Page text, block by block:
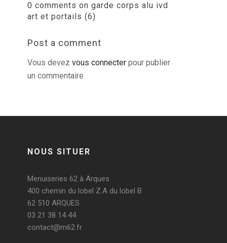
0 comments on garde corps alu ivd
art et portails (6)
Post a comment
Vous devez vous connecter pour publier
un commentaire.
NOUS SITUER
Menuiseries 62 à Arques
400 chemin du lobel Z.A du lobel B
62 510 ARQUES
03 21 38 14 44
contact@m62.fr